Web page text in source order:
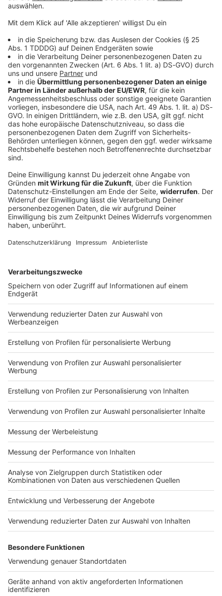
Welt
RKI: Rund 9.600 Tote allein durch extrem
heiße Juni-Woche
Von rund 5.000 Toten durch die Hitzewelle Ende Juni
ging das Robert Koch-Institut zunächst aus. Neue
heißen Woche liegt wohl fast doppelt so hoch.
DEINE GEMERKTEN ARTIKEL
Du hast dir noch keine Artikel gemerkt
Markiere sie hierfür mit einem
Impressum
Nutzungsbedingungen
Jobs
Presse
Werben
Archiv
ANTENNE BAYERN GROUP
Stiftung ANTENNE BAYERN
Kontakt
Studio-Hotline
Verkehrs-Hotline
Newsletter